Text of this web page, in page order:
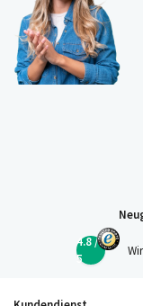
4.8 /
5